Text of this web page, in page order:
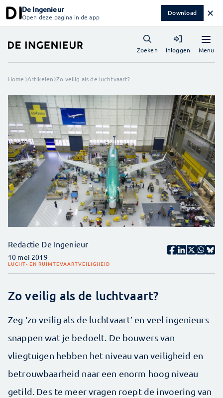
De Ingenieur
Open deze pagina in de app Download ✕
Menu
Zoeken Inloggen
Home Artikelen Zo veilig als de luchtvaart?
Redactie De Ingenieur
10 mei 2019
LUCHT- EN RUIMTEVAARTVEILIGHEID
Zo veilig als de luchtvaart?
Zeg ‘zo veilig als de luchtvaart’ en veel ingenieurs
snappen wat je bedoelt. De bouwers van
vliegtuigen hebben het niveau van veiligheid en
betrouwbaarheid naar een enorm hoog niveau
getild. Des te meer vragen roept de invoering van